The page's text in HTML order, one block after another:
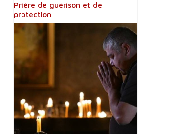
Prière de guérison et de
protection